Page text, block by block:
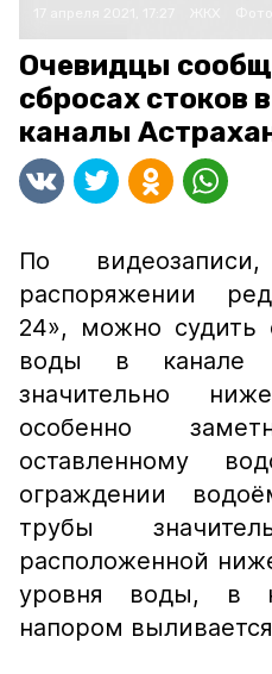
Очевидцы
сбросах стоков
каналы
По
распоряжении
24», можно судить
воды в канале
значительно
особенно
оставленному
ограждении
трубы
расположенной
уровня воды, в
напором